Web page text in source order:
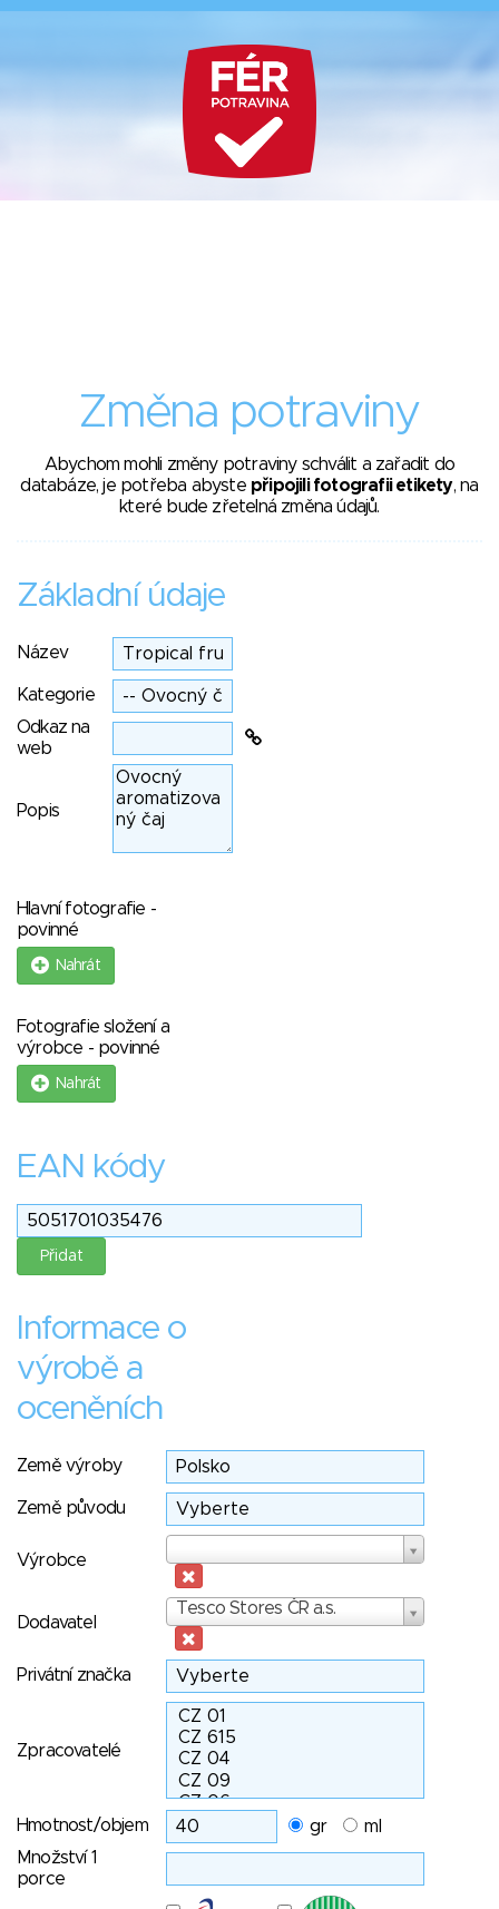
Změna potraviny
Abychom mohli změny potraviny schválit a zařadit do
databáze, je potřeba abyste připojili fotografii etikety, na
které bude zřetelná změna údajů.
Základní údaje
Název
Kategorie
Odkaz na
web
Popis
Hlavní fotografie -
povinné
Nahrát
Fotografie složení a
výrobce - povinné
Nahrát
EAN kódy
Informace o
výrobě a
oceněních
Země výroby
Země původu
Výrobce
Dodavatel
Tesco Stores ČR a.s.
Dodavatel
Privátní značka
Zpracovatelé
Hmotnost/objem gr
ml
Množství 1
porce